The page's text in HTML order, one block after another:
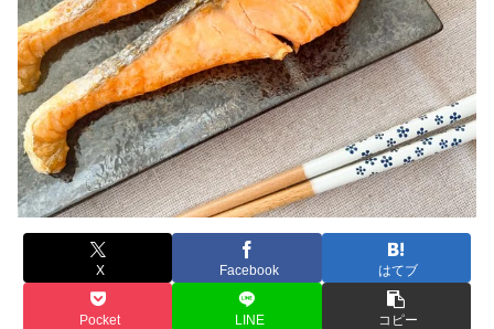
X Facebook はてブ
Pocket LINE コピー